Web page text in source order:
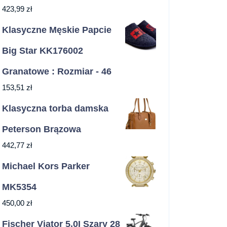
423,99 zł
Klasyczne Męskie Papcie
Big Star KK176002
Granatowe : Rozmiar - 46
153,51 zł
Klasyczna torba damska
Peterson Brązowa
442,77 zł
Michael Kors Parker
MK5354
450,00 zł
Fischer Viator 5.0I Szary 28